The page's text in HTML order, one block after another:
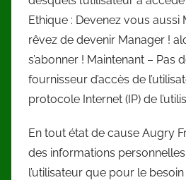
Ethique : Devenez vous aussi
rêvez de devenir Manager !
s’abonner ! Maintenant – Pas
fournisseur d’accès de
protocole Internet (IP) de
En tout état de cause Augry
des informations
l’utilisateur que pour le